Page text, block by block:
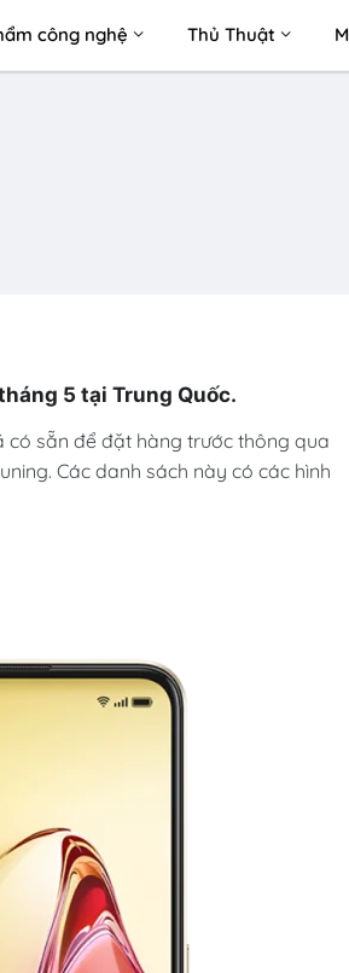
công nghệ Thủ Thuật
5 tại Trung Quốc.
có sẵn để đặt hàng trước thông qua
Các danh sách này có các hình